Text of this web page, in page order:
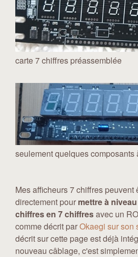
carte 7 chiffres préassemblée
seulement quelques composants
Mes afficheurs 7 chiffres peuvent
directement pour mettre à
chiffres en 7 chiffresavec un
comme décrit parOkaegi sur son
décrit sur cette page est déjà
nouveau câblage, c'est